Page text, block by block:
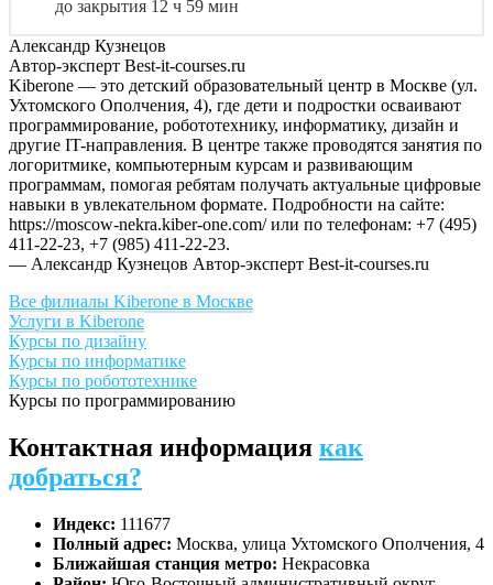
до закрытия 12 ч 59 мин
Александр Кузнецов
Автор-эксперт Best-it-courses.ru
Kiberone — это детский образовательный центр в Москве (ул.
Ухтомского Ополчения, 4), где дети и подростки осваивают
программирование, робототехнику, информатику, дизайн и
другие IT-направления. В центре также проводятся занятия по
логоритмике, компьютерным курсам и развивающим
программам, помогая ребятам получать актуальные цифровые
навыки в увлекательном формате. Подробности на сайте:
https://moscow-nekra.kiber-one.com/ или по телефонам: +7 (495)
411-22-23, +7 (985) 411-22-23.
— Александр Кузнецов Автор-эксперт Best-it-courses.ru
Все филиалы Kiberone в Москве
Услуги в Kiberone
Курсы по дизайну
Курсы по информатике
Курсы по робототехнике
Курсы по программированию
Контактная информация как
добраться?
Индекс: 111677
Полный адрес: Москва, улица Ухтомского Ополчения, 4
Ближайшая станция метро: Некрасовка